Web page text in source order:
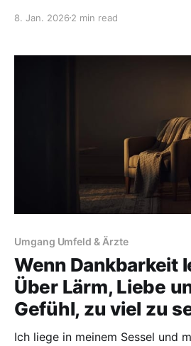
der Borreliose, die Ende
trüge er einen Bleimantel. Kein
8. Jan. 2026 2 min read
Umgang Umfeld & Ärzte
Wenn Dankbarkeit
Über Lärm, Liebe
Gefühl, zu viel zu
Ich liege in meinem Sessel und